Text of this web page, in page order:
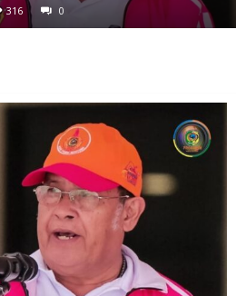
316 0